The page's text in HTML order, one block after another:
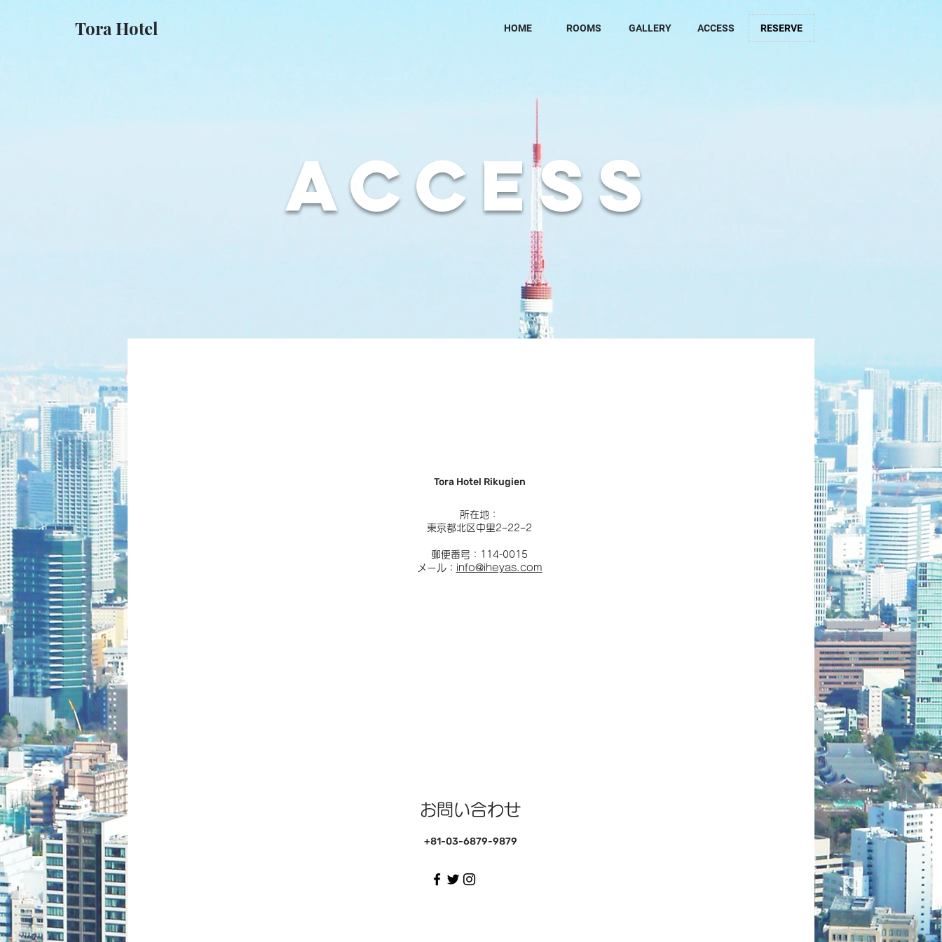
Tora Hotel HOME ROOMS GALLERY ACCESS RESERVE
ACCESS
Tora Hotel Rikugien
所在地：
東京都北区中里2−22−2
郵便番号：114-0015
メール： info@iheyas.com
お問い合わせ
+81-03-6879-9879